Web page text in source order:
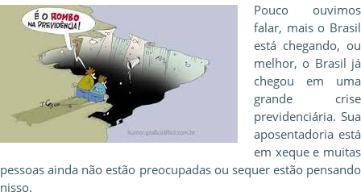
Pouco ouvimos
falar, mais o Brasil
está chegando, ou
melhor, o Brasil já
chegou em uma
grande crise
previdenciária. Sua
aposentadoria está
em xeque e muitas
pessoas ainda não estão preocupadas ou sequer estão pensando
nisso.